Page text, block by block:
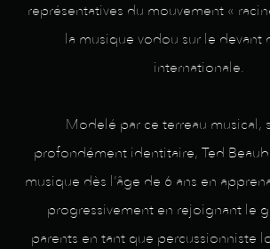
représentatives du mouvement «
la musique vodou sur le devant
internationale.
Modelé par ce terreau musical,
profondément identitaire, Ted
musique dès l’âge de 6 ans en
progressivement en rejoignant le
parents en tant que percussionniste